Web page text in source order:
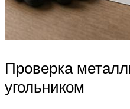
Проверка
угольником